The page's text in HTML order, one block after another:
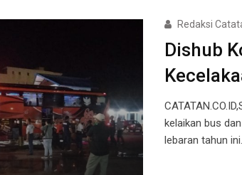
Redaksi
Dishub
kelaikan bus
lebaran tahun